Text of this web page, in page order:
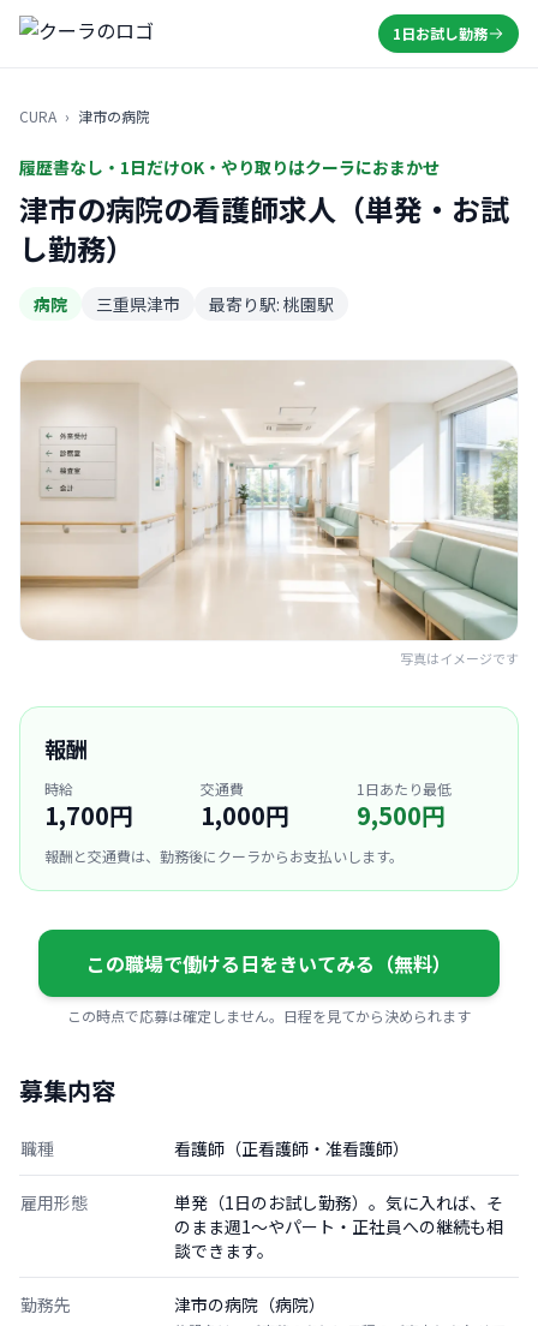
1日お試し勤務
CURA › 津市の病院
履歴書なし・1日だけOK・やり取りはクーラにおまかせ
津市の病院の看護師求人（単発・お試
し勤務）
病院 三重県津市 最寄り駅: 桃園駅
写真はイメージです
報酬
時給
1,700円
交通費
1,000円
1日あたり最低
9,500円
報酬と交通費は、勤務後にクーラからお支払いします。
この職場で働ける日をきいてみる（無料）
この時点で応募は確定しません。日程を見てから決められます
募集内容
職種 看護師（正看護師・准看護師）
雇用形態
単発（1日のお試し勤務）。気に入れば、そ
のまま週1〜やパート・正社員への継続も相
談できます。
勤務先 津市の病院（病院）